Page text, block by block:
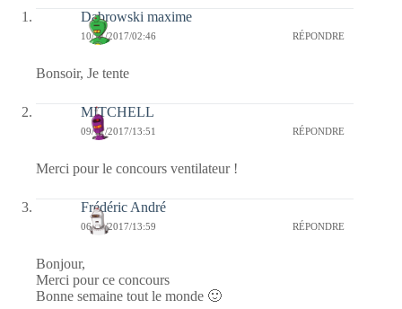
Dabrowski maxime
10/11/2017/02:46 RÉPONDRE
Bonsoir, Je tente
MITCHELL
09/11/2017/13:51 RÉPONDRE
Merci pour le concours ventilateur !
Frédéric André
06/11/2017/13:59 RÉPONDRE
Bonjour,
Merci pour ce concours
Bonne semaine tout le monde 🙂